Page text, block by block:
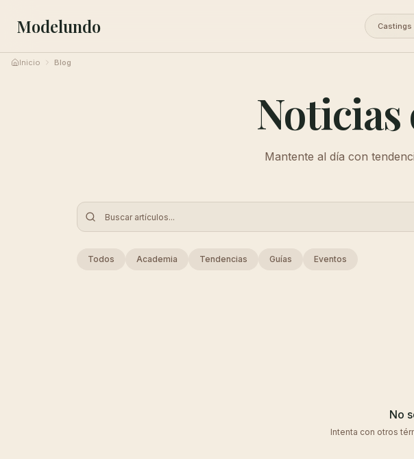
Modelundo Castings
Inicio Blog
Mantente al día con
Todos Academia Tendencias Guías Eventos
No
Intenta con otros